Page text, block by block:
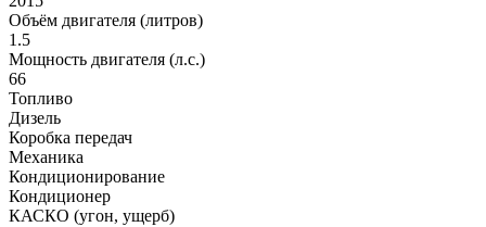
Объём двигателя (литров)
1.5
Мощность двигателя (л.с.)
66
Топливо
Дизель
Коробка передач
Механика
Кондиционирование
Кондиционер
КАСКО (угон, ущерб)